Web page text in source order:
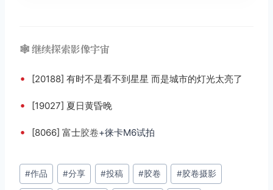
🕸️ 继续探索影像宇宙
• [20188] 有时不是看不到星星 而是城市的灯光太亮了
• [19027] 夏日黄昏晚
• [8066] 富士胶卷+徕卡M6试拍
文
章
#作品 #分享 #投稿 #胶卷 #胶卷摄影